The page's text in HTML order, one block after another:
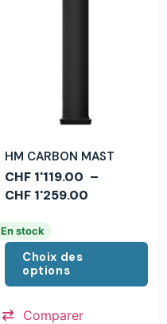
HM CARBON MAST
CHF 1'119.00 –
CHF 1'259.00
En stock
Choix des
options
Comparer